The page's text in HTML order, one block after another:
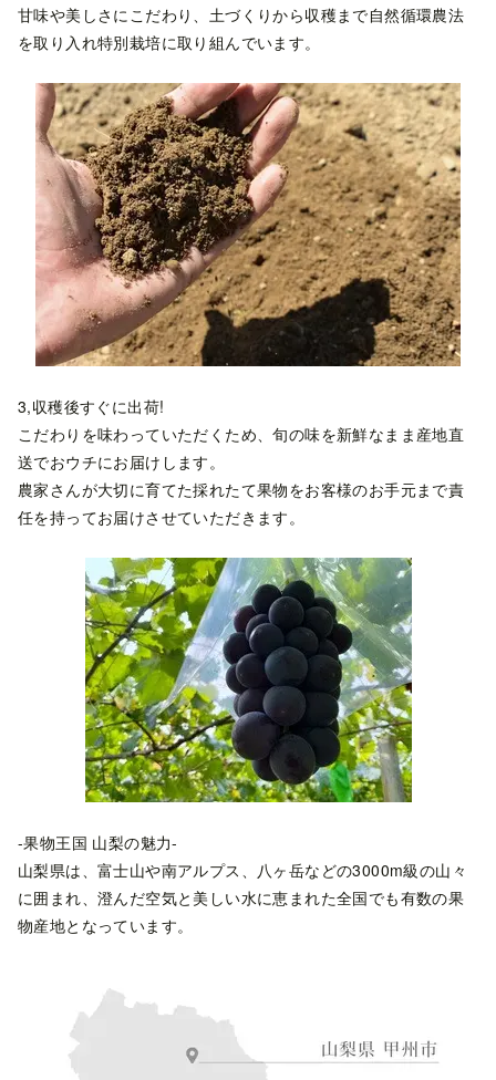
甘味や美しさにこだわり、土づくりから収穫まで自然循環農法
を取り入れ特別栽培に取り組んでいます。
3,収穫後すぐに出荷!
こだわりを味わっていただくため、旬の味を新鮮なまま産地直
送でおウチにお届けします。
農家さんが大切に育てた採れたて果物をお客様のお手元まで責
任を持ってお届けさせていただきます。
-果物王国 山梨の魅力-
山梨県は、富士山や南アルプス、八ヶ岳などの3000m級の山々
に囲まれ、澄んだ空気と美しい水に恵まれた全国でも有数の果
物産地となっています。